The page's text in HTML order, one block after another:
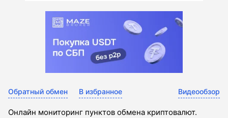
Обратный обмен В избранное Видеообзор
Онлайн мониторинг пунктов обмена криптовалют.